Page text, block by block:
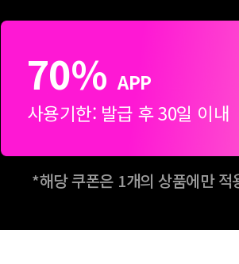
70% APP
사용기한: 발급 후 30일 이내
*해당 쿠폰은 1개의 상품에만 적